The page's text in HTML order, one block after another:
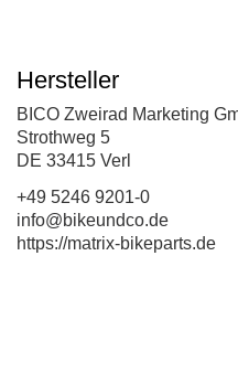
Hersteller
BICO Zweirad Marketing
Strothweg 5
DE 33415 Verl
+49 5246 9201-0
info@bikeundco.de
https://matrix-bikeparts.de